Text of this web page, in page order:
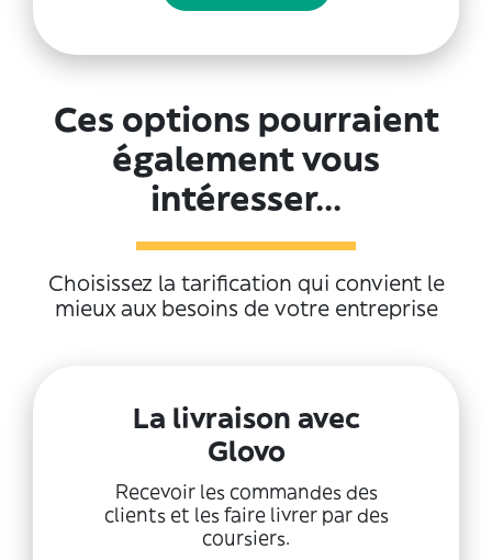
Ces options pourraient
également vous
intéresser...
Choisissez la tarification qui convient le
mieux aux besoins de votre entreprise
La livraison avec
Glovo
Recevoir les commandes des
clients et les faire livrer par des
coursiers.